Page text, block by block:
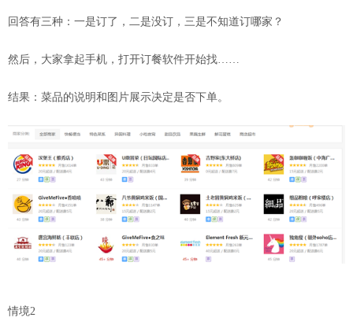
回答有三种：一是订了，二是没订，三是不知道订哪家？
然后，大家拿起手机，打开订餐软件开始找……
结果：菜品的说明和图片展示决定是否下单。
情境2